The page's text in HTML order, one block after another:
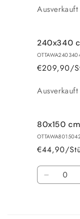
Anzahl
Ausverkauft
240x340
€209,90/
Anzahl
Ausverkauft
80x150 cm
€44,90/
Anzahl